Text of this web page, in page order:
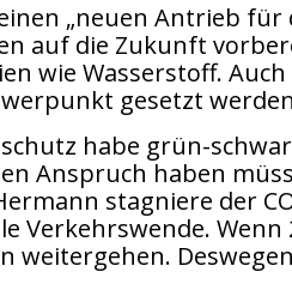
„neuen Antrieb
auf die Zukunft
wie Wasserstoff.
gesetzt
habe grün-
Anspruch haben
stagniere der
Verkehrswende.
weitergehen.